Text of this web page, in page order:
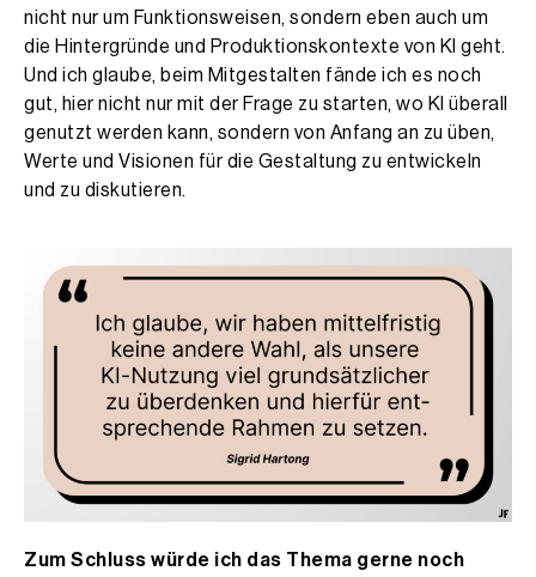
nicht nur um Funktionsweisen, sondern eben auch um
die Hintergründe und Produktionskontexte von KI geht.
Und ich glaube, beim Mitgestalten fände ich es noch
gut, hier nicht nur mit der Frage zu starten, wo KI überall
genutzt werden kann, sondern von Anfang an zu üben,
Werte und Visionen für die Gestaltung zu entwickeln
und zu diskutieren.
Zum Schluss würde ich das Thema gerne noch